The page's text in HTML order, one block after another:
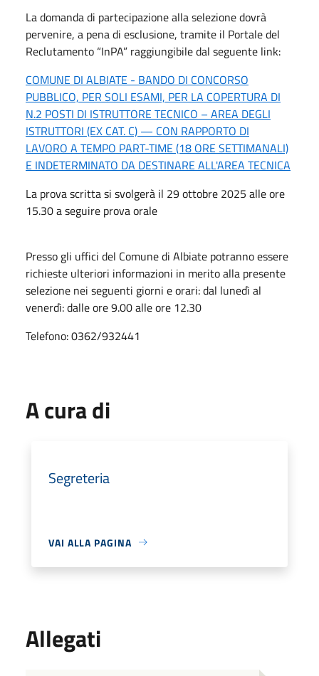
La domanda di partecipazione alla selezione dovrà
pervenire, a pena di esclusione, tramite il Portale del
Reclutamento “InPA” raggiungibile dal seguente link:
COMUNE DI ALBIATE - BANDO DI CONCORSO
PUBBLICO, PER SOLI ESAMI, PER LA COPERTURA DI
N.2 POSTI DI ISTRUTTORE TECNICO – AREA DEGLI
ISTRUTTORI (EX CAT. C) — CON RAPPORTO DI
LAVORO A TEMPO PART-TIME (18 ORE SETTIMANALI)
E INDETERMINATO DA DESTINARE ALL'AREA TECNICA
La prova scritta si svolgerà il 29 ottobre 2025 alle ore
15.30 a seguire prova orale
Presso gli uffici del Comune di Albiate potranno essere
richieste ulteriori informazioni in merito alla presente
selezione nei seguenti giorni e orari: dal lunedì al
venerdì: dalle ore 9.00 alle ore 12.30
Telefono: 0362/932441
A cura di
Segreteria
VAI ALLA PAGINA
Allegati